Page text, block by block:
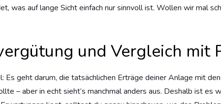
was auf lange Sicht einfach nur sinnvoll ist. Wollen wir mal
und Vergleich mit
geht darum, die tatsächlichen Erträge deiner Anlage mit
– aber in echt sieht’s manchmal anders aus. Deshalb ist